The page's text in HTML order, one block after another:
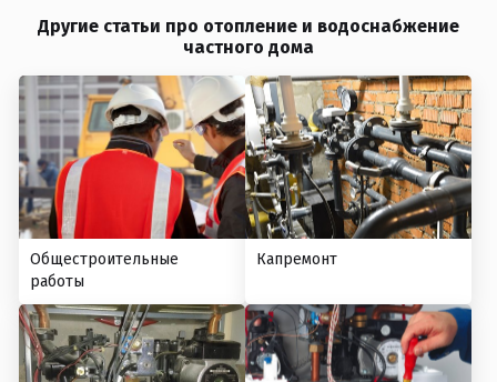
Другие статьи про отопление и водоснабжение
частного дома
Общестроительные
работы
Капремонт